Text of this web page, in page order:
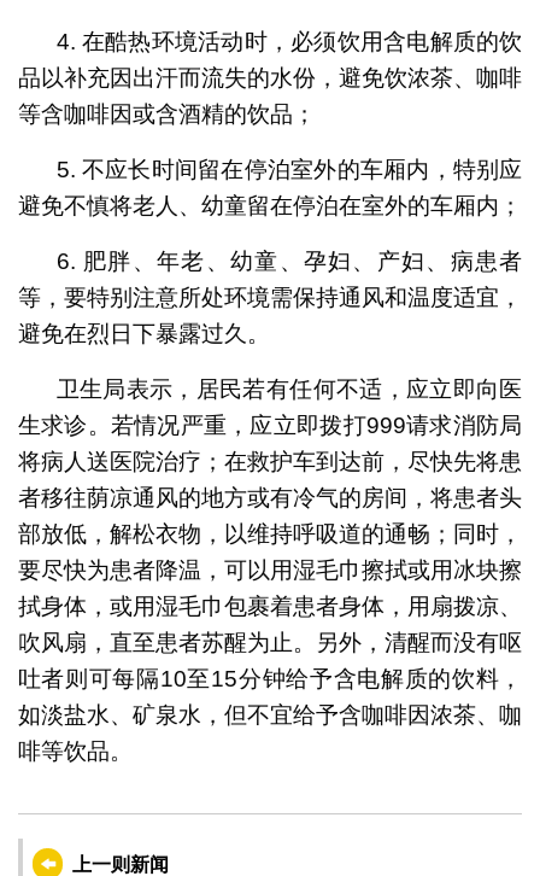
4. 在酷热环境活动时，必须饮用含电解质的饮
品以补充因出汗而流失的水份，避免饮浓茶、咖啡
等含咖啡因或含酒精的饮品；
5. 不应长时间留在停泊室外的车厢内，特别应
避免不慎将老人、幼童留在停泊在室外的车厢内；
6. 肥胖、年老、幼童、孕妇、产妇、病患者
等，要特别注意所处环境需保持通风和温度适宜，
避免在烈日下暴露过久。
卫生局表示，居民若有任何不适，应立即向医
生求诊。若情况严重，应立即拨打999请求消防局
将病人送医院治疗；在救护车到达前，尽快先将患
者移往荫凉通风的地方或有冷气的房间，将患者头
部放低，解松衣物，以维持呼吸道的通畅；同时，
要尽快为患者降温，可以用湿毛巾擦拭或用冰块擦
拭身体，或用湿毛巾包裹着患者身体，用扇拨凉、
吹风扇，直至患者苏醒为止。另外，清醒而没有呕
吐者则可每隔10至15分钟给予含电解质的饮料，
如淡盐水、矿泉水，但不宜给予含咖啡因浓茶、咖
啡等饮品。
上一则新闻